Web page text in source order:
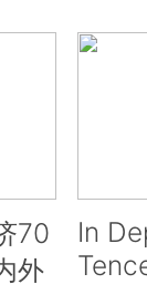
70
外
In